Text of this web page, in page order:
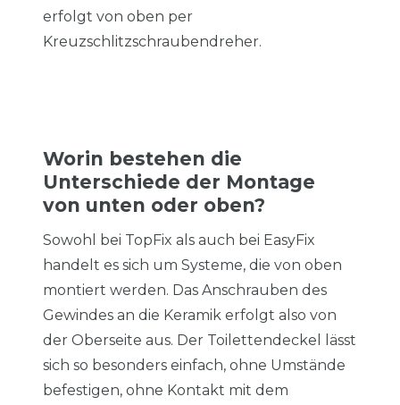
erfolgt von oben per
Kreuzschlitzschraubendreher.
Worin bestehen die
Unterschiede der Montage
von unten oder oben?
Sowohl bei TopFix als auch bei EasyFix
handelt es sich um Systeme, die von oben
montiert werden. Das Anschrauben des
Gewindes an die Keramik erfolgt also von
der Oberseite aus. Der Toilettendeckel lässt
sich so besonders einfach, ohne Umstände
befestigen, ohne Kontakt mit dem